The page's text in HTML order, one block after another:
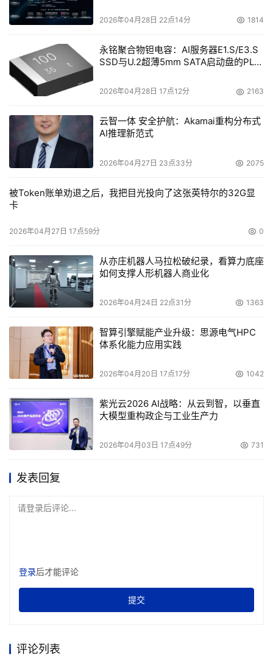
也就是说，Gmail是一项大量使用该公司搜索技术的服
均为通过该公司的一系列技术实现的。通过使用该公司的基
本技术－搜索，诞生了这种名为“可搜索的Web邮件”（该公
司）的非常方便的服务。
最近，Google相继发表了几项新服务。比如可以搜索指
定地区信息的“Google Local”、用户可以得到自己所关心的
全部问题的搜索结果的“Personalized Web Search”，另
外，该公司还开始在首页上提供商品搜索站点“Froogle”。
上述服务均为该公司基本技术的应用。因此，可以说
一下，根据美国媒体的报道，Gmail向每个用户提供1GB保
存容量的使用成本在2美元以下。在服务中加入广告也是为
了收回成本。这种经营手法也与现有的服务相同。
Google的目的及社会责任
目前有传言说，Google将在年内、快的话甚至将在几个
月内上市（其总市值有望创下IT泡沫崩溃后的新纪录）。众
多分析人士均认为，最近该公司不停地增加服务、向门户网
意图就是争取竞争对手--美国Yahoo!和美国微软的MSN服
务的用户。
向来以智力而不是商业手段致胜。这样的团体给人的印象一
司此举的首要目的。《华尔街日报》的Eric Schmidt表示：
告业务势头也非常好，去年的销售额高达10亿美元。
Google服务的用户数量越多，则该公司的社会责任越
人”进行搜索，则首先会出现反犹太主义的站点，从而引起
2026年04月28日 22点14分 1814
永铭聚合物钽电容：AI服务器E1.S/E3.S
SSD与U.2超薄5mm SATA启动盘的PLP
2026年04月28日 17点12分 2163
云智一体 安全护航：Akamai重构分布式
AI推理新范式
2026年04月27日 23点33分 2075
被Token账单劝退之后，我把目光投向了这张英特尔的32G显
卡
2026年04月27日 17点59分 0
从亦庄机器人马拉松破纪录，看算力底座
如何支撑人形机器人商业化
2026年04月24日 22点31分 1363
智算引擎赋能产业升级：思源电气HPC
体系化能力应用实践
2026年04月20日 17点17分 1042
紫光云2026 AI战略：从云到智，以垂直
大模型重构政企与工业生产力
2026年04月03日 17点49分 731
发表回复
请登录后评论...
登录后才能评论
提交
评论列表